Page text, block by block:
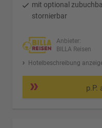
mit optional
stornierbar
Anbieter:
BILLA Reisen
Hotelbeschreibung
p.P.